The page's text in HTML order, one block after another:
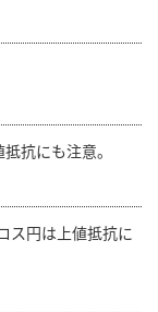
抗にも注意。
ス円は上値抵抗に